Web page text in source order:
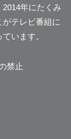
2014年にたくみ
テレビ番組に
います。
禁止